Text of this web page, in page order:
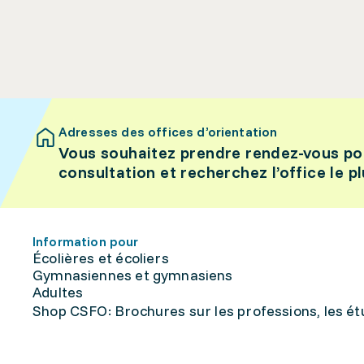
Adresses des offices d’orientation
Vous souhaitez prendre rendez-vous
consultation et recherchez l’office le
Information pour
Écolières et écoliers
Gymnasiennes et gymnasiens
Adultes
Shop CSFO: Brochures sur les professions, les